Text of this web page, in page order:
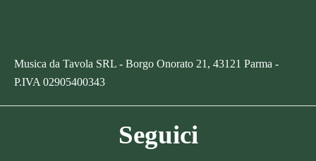
Musica da Tavola SRL - Borgo Onorato 21, 43121 Parma -
P.IVA 02905400343
Seguici